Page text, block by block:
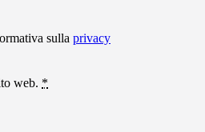
sulla privacy
web. *